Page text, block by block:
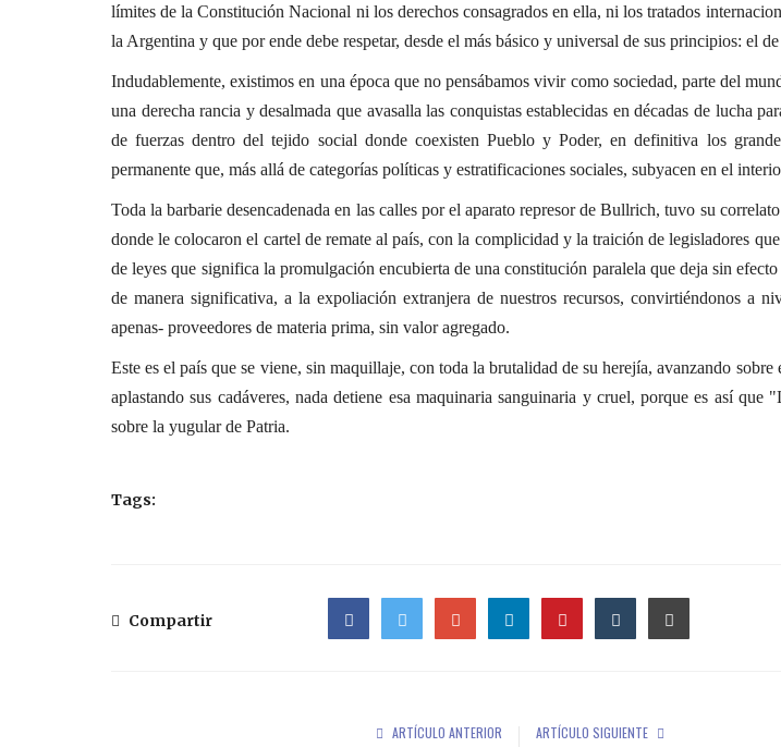
límites de la Constitución Nacional ni los derechos consagrados en ella, ni los tratados
la Argentina y que por ende debe respetar, desde el más básico y universal de sus principios: el
Indudablemente, existimos en una época que no pensábamos vivir como sociedad, parte del
una derecha rancia y desalmada que avasalla las conquistas establecidas en décadas de lucha
de fuerzas dentro del tejido social donde coexisten Pueblo y Poder, en definitiva los
permanente que, más allá de categorías políticas y estratificaciones sociales, subyacen en el
Toda la barbarie desencadenada en las calles por el aparato represor de Bullrich, tuvo su
donde le colocaron el cartel de remate al país, con la complicidad y la traición de legisladores
de leyes que significa la promulgación encubierta de una constitución paralela que deja sin
de manera significativa, a la expoliación extranjera de nuestros recursos, convirtiéndonos a
apenas- proveedores de materia prima, sin valor agregado.
Este es el país que se viene, sin maquillaje, con toda la brutalidad de su herejía, avanzando sobre
aplastando sus cadáveres, nada detiene esa maquinaria sanguinaria y cruel, porque es así que
sobre la yugular de Patria.
Tags:
Compartir
ARTÍCULO ANTERIOR ARTÍCULO SIGUIENTE
negativos, se dio el alta a la vecina...